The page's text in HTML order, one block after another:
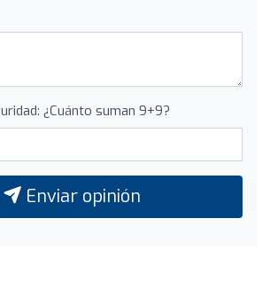
¿Cuánto suman 9+9?
Enviar opinión